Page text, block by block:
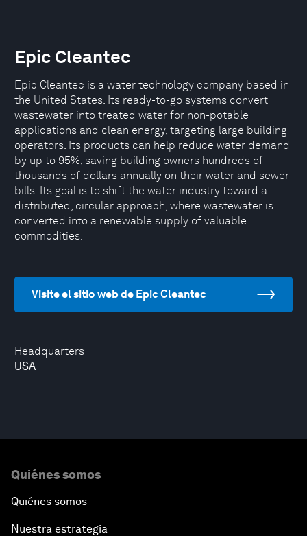
Headquarters
USA
Epic Cleantec
Epic Cleantec is a water technology company based in
the United States. Its ready-to-go systems convert
wastewater into treated water for non-potable
applications and clean energy, targeting large building
operators. Its products can help reduce water demand
by up to 95%, saving building owners hundreds of
thousands of dollars annually on their water and sewer
bills. Its goal is to shift the water industry toward a
distributed, circular approach, where wastewater is
converted into a renewable supply of valuable
commodities.
Visite el sitio web de Epic Cleantec
Quiénes somos
Quiénes somos
Nuestra estrategia